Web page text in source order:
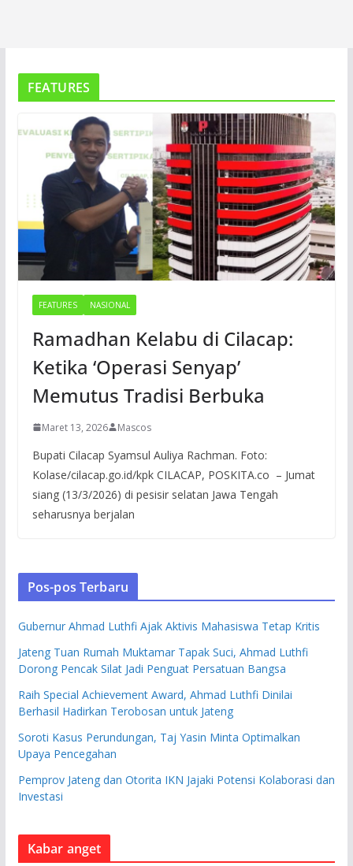
FEATURES
FEATURES NASIONAL
Ramadhan Kelabu di Cilacap:
Ketika ‘Operasi Senyap’
Memutus Tradisi Berbuka
Maret 13, 2026 Mascos
Bupati Cilacap Syamsul Auliya Rachman. Foto:
Kolase/cilacap.go.id/kpk CILACAP, POSKITA.co – Jumat
siang (13/3/2026) di pesisir selatan Jawa Tengah
seharusnya berjalan
Pos-pos Terbaru
Gubernur Ahmad Luthfi Ajak Aktivis Mahasiswa Tetap Kritis
Jateng Tuan Rumah Muktamar Tapak Suci, Ahmad Luthfi
Dorong Pencak Silat Jadi Penguat Persatuan Bangsa
Raih Special Achievement Award, Ahmad Luthfi Dinilai
Berhasil Hadirkan Terobosan untuk Jateng
Soroti Kasus Perundungan, Taj Yasin Minta Optimalkan
Upaya Pencegahan
Pemprov Jateng dan Otorita IKN Jajaki Potensi Kolaborasi dan
Investasi
Kabar anget